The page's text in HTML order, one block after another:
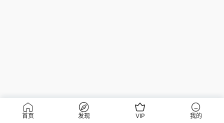
首页 发现 VIP 我的